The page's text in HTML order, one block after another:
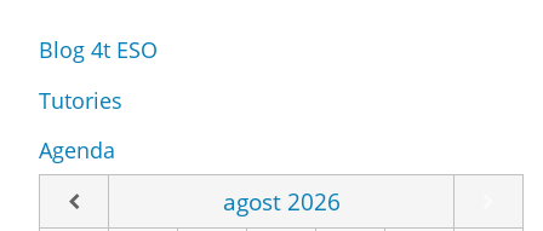
Blog 4t ESO
Tutories
Agenda
agost 2026